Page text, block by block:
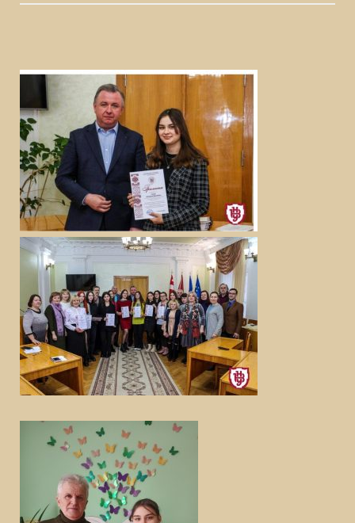
із
Лесиного
університету